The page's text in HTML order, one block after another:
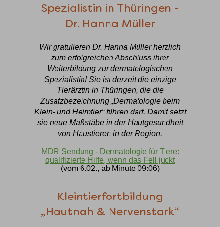
Spezialistin in Thüringen -
Dr. Hanna Müller
Wir gratulieren Dr. Hanna Müller herzlich
zum erfolgreichen Abschluss ihrer
Weiterbildung zur dermatologischen
Spezialistin! Sie ist derzeit die einzige
Tierärztin in Thüringen, die die
Zusatzbezeichnung „Dermatologie beim
Klein- und Heimtier“ führen darf. Damit setzt
sie neue Maßstäbe in der Hautgesundheit
von Haustieren in der Region.
MDR Sendung - Dermatologie für Tiere:
qualifizierte Hilfe, wenn das Fell juckt
(vom 6.02., ab Minute 09:06)
Kleintierfortbildung
„Hautnah & Nervenstark“